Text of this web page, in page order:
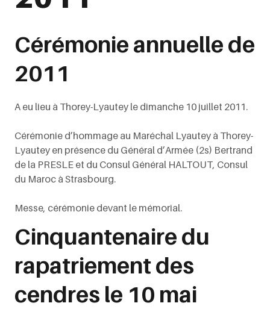
Cérémonie annuelle de
2011
A eu lieu à Thorey-Lyautey le dimanche 10 juillet 2011.
Cérémonie d’hommage au Maréchal Lyautey à Thorey-
Lyautey en présence du Général d’Armée (2s) Bertrand
de la PRESLE et du Consul Général HALTOUT, Consul
du Maroc à Strasbourg.
Messe, cérémonie devant le mémorial.
Cinquantenaire du
rapatriement des
cendres le 10 mai